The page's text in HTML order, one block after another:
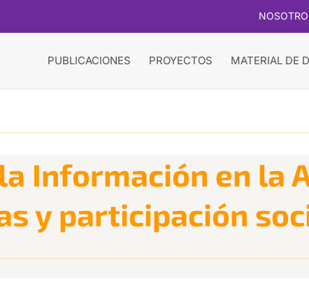
PUBLICACIONES PROYECTOS MATERIAL DE
Información en la
y participación